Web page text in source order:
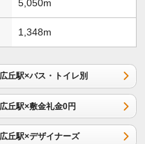
5,050m
1,348m
広丘駅×バス・トイレ別
広丘駅×敷金礼金0円
広丘駅×デザイナーズ